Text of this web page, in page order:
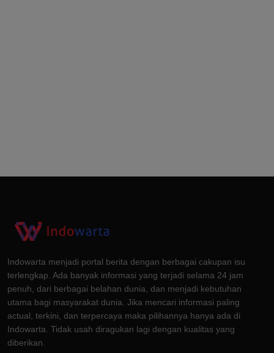
Indowarta menjadi portal berita dengan berbagai cakupan isu
terlengkap. Ada banyak informasi yang terjadi selama 24 jam
penuh, dari berbagai belahan dunia, dan menjadi kebutuhan
utama bagi masyarakat dunia. Jika mencari informasi paling
actual, terkini, dan terpercaya maka pilihannya hanya ada di
Indowarta. Tidak usah diragukan lagi dengan kualitas yang
diberikan.